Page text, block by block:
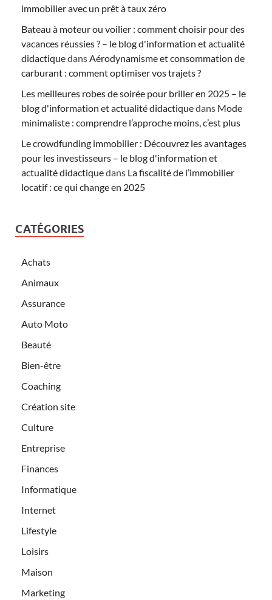
immobilier avec un prêt à taux zéro
Bateau à moteur ou voilier : comment choisir pour des
vacances réussies ? – le blog d'information et actualité
didactiquedansAérodynamisme et consommation de
carburant : comment optimiser vos trajets ?
Les meilleures robes de soirée pour briller en 2025 – le
blog d'information et actualité didactiquedans Mode
minimaliste : comprendre l’approche moins, c’est plus
Le crowdfunding immobilier : Découvrez les avantages
pour les investisseurs – le blog d'information et
actualité didactiquedans La fiscalité de l’immobilier
locatif : ce qui change en 2025
CATÉGORIES
Achats
Animaux
Assurance
Auto Moto
Beauté
Bien-être
Coaching
Création site
Culture
Entreprise
Finances
Informatique
Internet
Lifestyle
Loisirs
Maison
Marketing